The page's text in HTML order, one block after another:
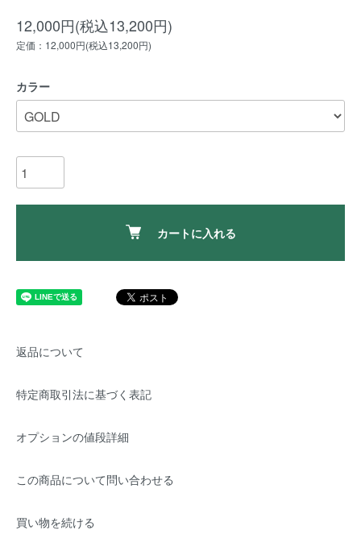
12,000円(税込13,200円)
定価：12,000円(税込13,200円)
カラー
カートに入れる
返品について
特定商取引法に基づく表記
オプションの値段詳細
この商品について問い合わせる
買い物を続ける